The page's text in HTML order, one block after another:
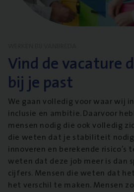
Vind de vacature
bij je past
We gaan volledig voor waar wij
inclusie en ambitie. Daarvoor
mensen nodig die ook volledig
die weten dat je stabiliteit
innoveren en berekende risico’s
weten dat deze job meer is dan
cijfers. Mensen die weten dat
het verschil te maken. Mensen